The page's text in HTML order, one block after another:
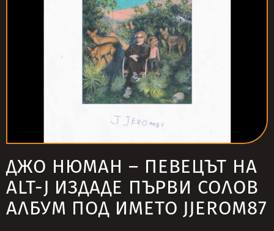
ДЖО НЮМАН – ПЕВЕЦЪТ НА
ALT-J ИЗДАДЕ ПЪРВИ СОЛОВ
АЛБУМ ПОД ИМЕТО JJЕROM87